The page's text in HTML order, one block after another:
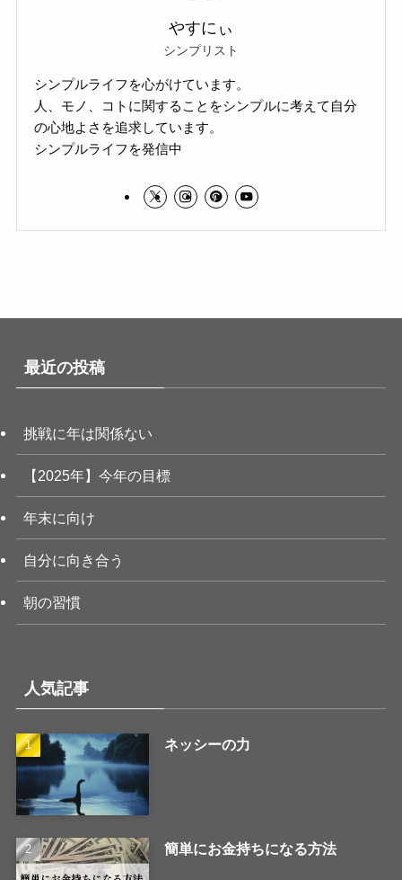
やすにぃ
シンプリスト
シンプルライフを心がけています。
人、モノ、コトに関することをシンプルに考えて自分
の心地よさを追求しています。
シンプルライフを発信中
最近の投稿
挑戦に年は関係ない
【2025年】今年の目標
年末に向け
自分に向き合う
朝の習慣
人気記事
ネッシーの力
簡単にお金持ちになる方法